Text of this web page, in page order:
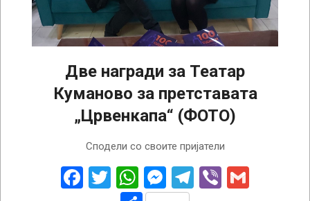
Две награди за Театар
Куманово за претставата
„Црвенкапа“ (ФОТО)
Сподели со своите пријатели
Facebook
Twitter
WhatsApp
Messenger
Telegram
Viber